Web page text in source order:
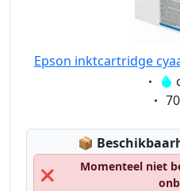
Epson inktcartridge
📦 Lagerstatus:
❌
Momenteel niet